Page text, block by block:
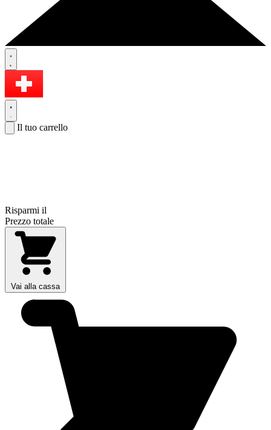
Il tuo carrello
Risparmi il
Prezzo totale
Vai alla cassa